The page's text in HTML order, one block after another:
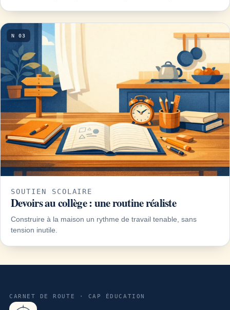
N 03
SOUTIEN SCOLAIRE
Devoirs au collège : une routine réaliste
Construire à la maison un rythme de travail tenable, sans
tension inutile.
CARNET DE ROUTE · CAP ÉDUCATION